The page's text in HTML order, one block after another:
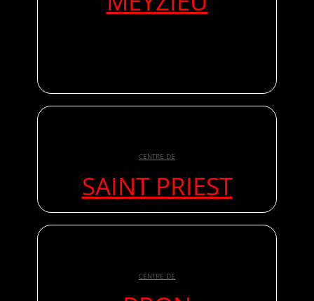
CENTRE DE
SAINT PRIEST
CENTRE DE